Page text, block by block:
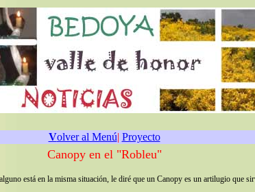
Volver al Menú| Proyecto
Canopy en el "Robleu"
está en la misma situación, le diré que un Canopy es un artilugio que